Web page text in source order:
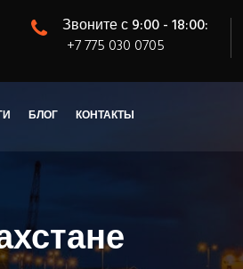
Звоните с 9:00 - 18:00:
+7 775 030 0705
БЛОГ КОНТАКТЫ